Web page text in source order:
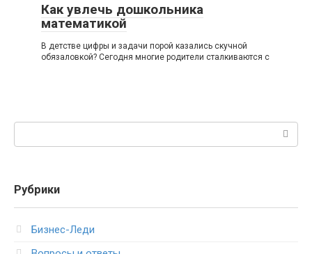
Как увлечь дошкольника
математикой
В детстве цифры и задачи порой казались скучной
обязаловкой? Сегодня многие родители сталкиваются с
Рубрики
Бизнес-Леди